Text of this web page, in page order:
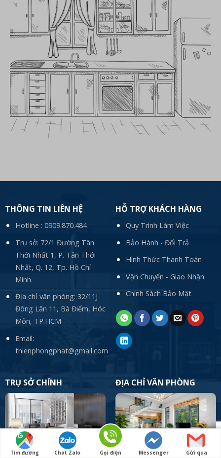
THÔNG TIN LIÊN HỆ
Hotline : 0909.870.484
Trụ sở: 72/1 Đường Tân
Thới Nhất 1, P. Tân Thới
Nhất, Q. 12, Tp. Hồ Chí
Minh
Địa chỉ văn phòng: 32/11J
Đông Lân 11, Bà Điểm, Hóc
Môn, TP.HCM
Email:
thienphongphat@gmail.com
HỖ TRỢ KHÁCH HÀNG
Quy Trình Làm Việc
Bảo Hành - Đổi Trả
Hình Thức Thanh Toán
Vận Chuyển - Giao Nhận
Chính Sách Bảo Mật
TRỤ SỞ CHÍNH
Trụ sở: 72/1 Đường Tân Thới
ĐỊA CHỈ VĂN PHÒNG
Địa chỉ văn phòng: 32/11J
Tìm đường Chat Zalo Gọi điện Messenger
Gửi qua